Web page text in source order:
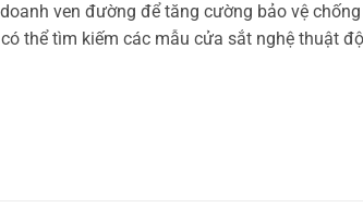
ven đường để tăng cường bảo vệ
thể tìm kiếm các mẫu cửa sắt nghệ thuật